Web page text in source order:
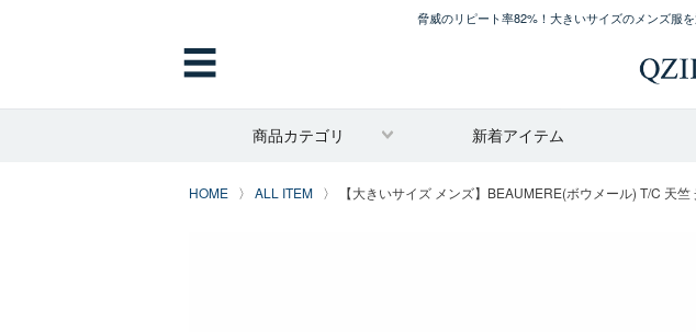
脅威のリピート率82%！大きいサイズのメンズ服
☰
商品カテゴリ 新着アイテム
HOME ALL ITEM 【大きいサイズ メンズ】BEAUMERE(ボウメール) T/C 天